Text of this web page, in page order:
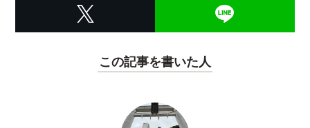
この記事を書いた人